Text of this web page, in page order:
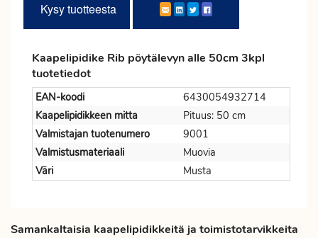
Kysy tuotteesta
Kaapelipidike Rib pöytälevyn alle 50cm 3kpl
tuotetiedot
EAN-koodi
6430054932714
Kaapelipidikkeen mitta
Pituus: 50 cm
Valmistajan tuotenumero
9001
Valmistusmateriaali
Muovia
Väri
Musta
Samankaltaisia kaapelipidikkeitä ja toimistotarvikkeita